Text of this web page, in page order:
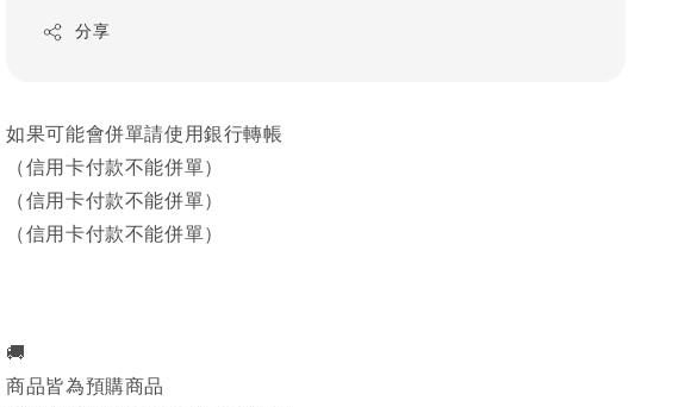
分享
如果可能會併單請使用銀行轉帳
（信用卡付款不能併單）
（信用卡付款不能併單）
（信用卡付款不能併單）
🚚
商品皆為預購商品